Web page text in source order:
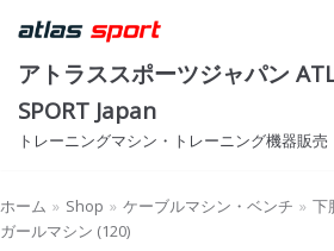
コ
テ
ン
ツ
ス
キ
アトラススポーツジャパン
SPORT Japan
トレーニングマシン・トレーニング機器販売
ホーム » Shop » ケーブルマシン・ベンチ » 下
ガールマシン (120)